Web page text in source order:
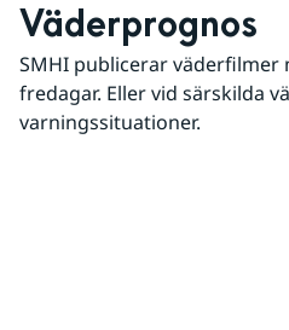
Väderprognos
SMHI publicerar väderfilmer
fredagar. Eller vid särskilda
varningssituationer.